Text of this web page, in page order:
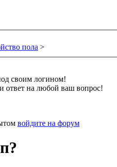
пола >
своим логином!
ответ на любой ваш вопрос!
войдите на форум